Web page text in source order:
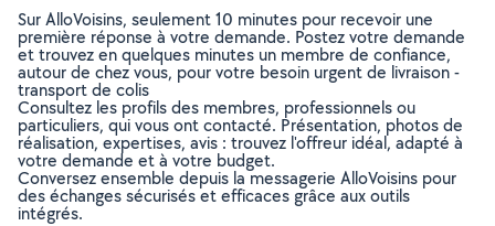
Sur AlloVoisins, seulement 10 minutes pour recevoir une
première réponse à votre demande. Postez votre demande
et trouvez en quelques minutes un membre de confiance,
autour de chez vous, pour votre besoin urgent de livraison -
transport de colis
Consultez les profils des membres, professionnels ou
particuliers, qui vous ont contacté. Présentation, photos de
réalisation, expertises, avis : trouvez l'offreur idéal, adapté à
votre demande et à votre budget.
Conversez ensemble depuis la messagerie AlloVoisins pour
des échanges sécurisés et efficaces grâce aux outils
intégrés.